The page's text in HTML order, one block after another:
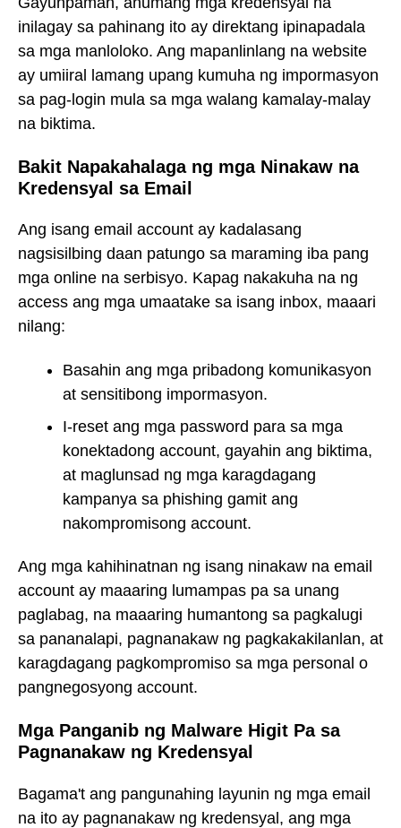
inilagay sa pahinang ito ay direktang ipinapadala
sa mga manloloko. Ang mapanlinlang na website
ay umiiral lamang upang kumuha ng impormasyon
sa pag-login mula sa mga walang kamalay-malay
na biktima.
Bakit Napakahalaga ng mga Ninakaw na
Kredensyal sa Email
Ang isang email account ay kadalasang
nagsisilbing daan patungo sa maraming iba pang
mga online na serbisyo. Kapag nakakuha na ng
access ang mga umaatake sa isang inbox, maaari
nilang:
Basahin ang mga pribadong komunikasyon
at sensitibong impormasyon.
I-reset ang mga password para sa mga
konektadong account, gayahin ang biktima,
at maglunsad ng mga karagdagang
kampanya sa phishing gamit ang
nakompromisong account.
Ang mga kahihinatnan ng isang ninakaw na email
account ay maaaring lumampas pa sa unang
paglabag, na maaaring humantong sa pagkalugi
sa pananalapi, pagnanakaw ng pagkakakilanlan, at
karagdagang pagkompromiso sa mga personal o
pangnegosyong account.
Mga Panganib ng Malware Higit Pa sa
Pagnanakaw ng Kredensyal
Bagama't ang pangunahing layunin ng mga email
na ito ay pagnanakaw ng kredensyal, ang mga